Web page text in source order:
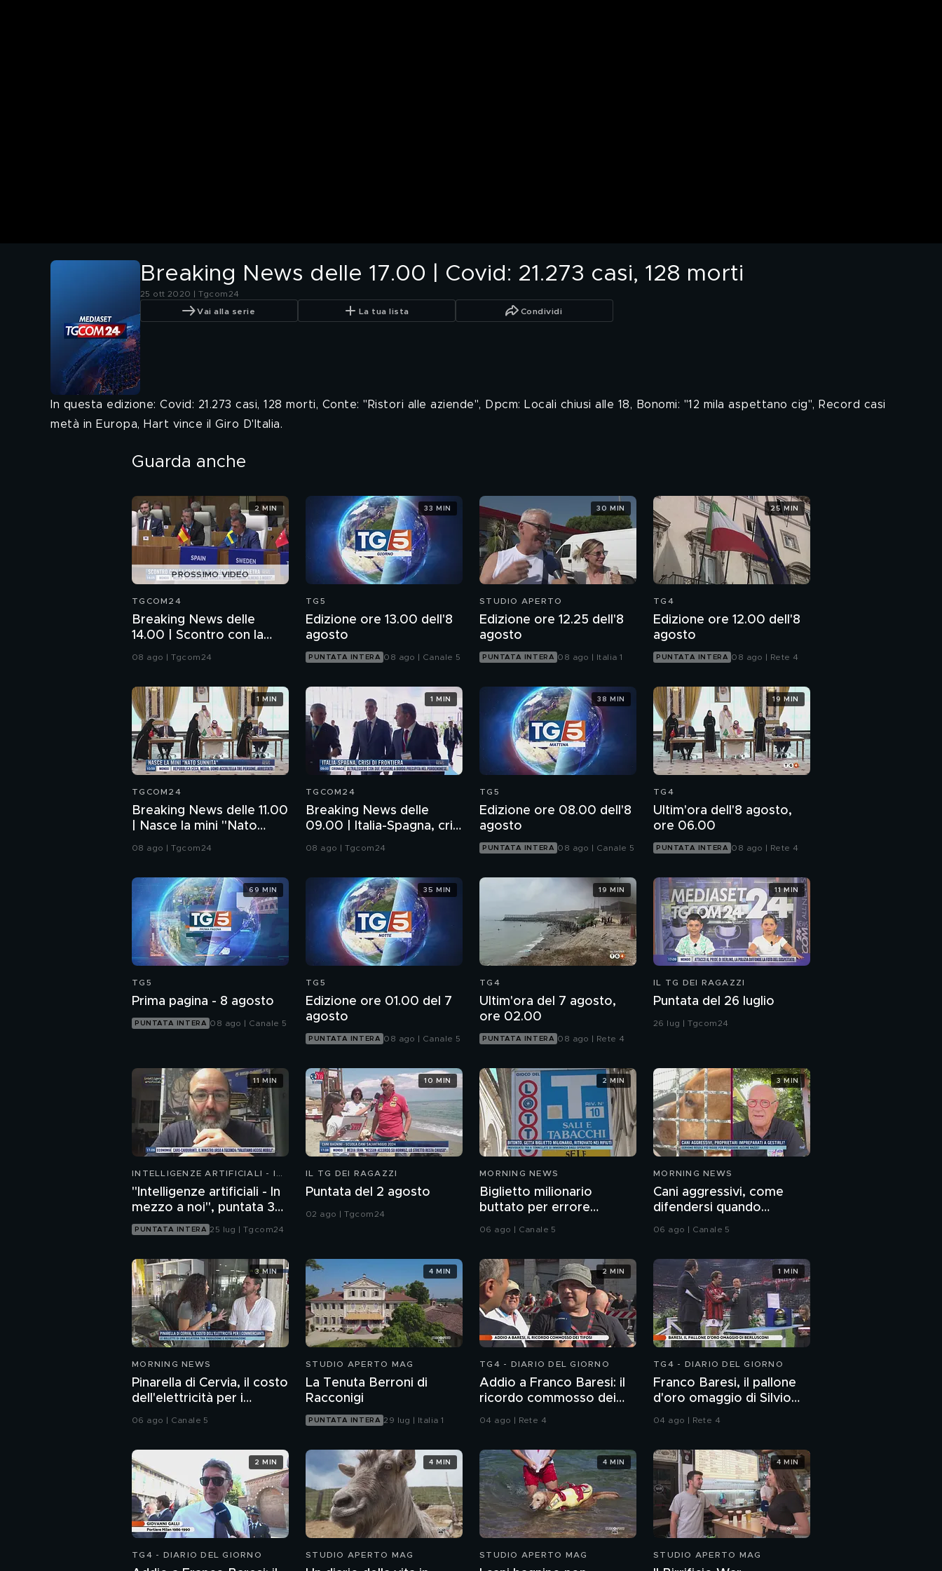
Breaking News delle 17.00 | Covid: 21.273 casi, 128 morti
25 ott 2020 | Tgcom24
Vai alla serie La tua lista Condividi
In questa edizione: Covid: 21.273 casi, 128 morti, Conte: "Ristori alle aziende", Dpcm: Locali chiusi alle 18, Bonomi: "12 mila aspettano cig", Record casi
metà in Europa, Hart vince il Giro D'Italia.
Guarda anche
PROSSIMO VIDEO
TGCOM24
Breaking News delle
14.00 | Scontro con la
Spagna, il governo non
08 ago | Tgcom24
2 MIN
TG5
Edizione ore 13.00 dell'8
agosto
PUNTATA INTERA 08 ago | Canale 5
33 MIN
STUDIO APERTO
Edizione ore 12.25 dell'8
agosto
PUNTATA INTERA 08 ago | Italia 1
30 MIN
TG4
Edizione ore 12.00 dell'8
agosto
PUNTATA INTERA 08 ago | Rete 4
25 MIN
TGCOM24
Breaking News delle 11.00
| Nasce la mini "Nato
sunnita"
08 ago | Tgcom24
1 MIN
TGCOM24
Breaking News delle
09.00 | Italia-Spagna, crisi
di frontiera
08 ago | Tgcom24
1 MIN
TG5
Edizione ore 08.00 dell'8
agosto
PUNTATA INTERA 08 ago | Canale 5
38 MIN
TG4
Ultim'ora dell'8 agosto,
ore 06.00
PUNTATA INTERA 08 ago | Rete 4
19 MIN
TG5
Prima pagina - 8 agosto
PUNTATA INTERA 08 ago | Canale 5
69 MIN
TG5
Edizione ore 01.00 del 7
agosto
PUNTATA INTERA 08 ago | Canale 5
35 MIN
TG4
Ultim'ora del 7 agosto,
ore 02.00
PUNTATA INTERA 08 ago | Rete 4
19 MIN
IL TG DEI RAGAZZI
Puntata del 26 luglio
26 lug | Tgcom24
11 MIN
INTELLIGENZE ARTIFICIALI - IN
"Intelligenze artificiali - In
mezzo a noi", puntata 35:
il progetto Glasswing
PUNTATA INTERA 25 lug | Tgcom24
11 MIN
IL TG DEI RAGAZZI
Puntata del 2 agosto
02 ago | Tgcom24
10 MIN
MORNING NEWS
Biglietto milionario
buttato per errore
nell'immondizia
06 ago | Canale 5
2 MIN
MORNING NEWS
Cani aggressivi, come
difendersi quando
attaccano?
06 ago | Canale 5
3 MIN
MORNING NEWS
Pinarella di Cervia, il costo
dell'elettricità per i
commercianti
06 ago | Canale 5
3 MIN
STUDIO APERTO MAG
La Tenuta Berroni di
Racconigi
PUNTATA INTERA 29 lug | Italia 1
4 MIN
TG4 - DIARIO DEL GIORNO
Addio a Franco Baresi: il
ricordo commosso dei
04 ago | Rete 4
2 MIN
TG4 - DIARIO DEL GIORNO
Franco Baresi, il pallone
d'oro omaggio di Silvio
Berlusconi
04 ago | Rete 4
1 MIN
TG4 - DIARIO DEL GIORNO
2 MIN
STUDIO APERTO MAG
4 MIN
STUDIO APERTO MAG
4 MIN
STUDIO APERTO MAG
4 MIN